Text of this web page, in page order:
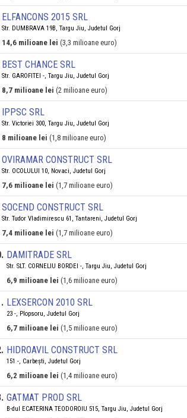
ELFANCONS 2015 SRL
Str. DUMBRAVA 19B, Targu Jiu, Judetul Gorj
14,6 milioane lei (3,3 milioane euro)
BEST CHANCE SRL
Str. GAROFITEI -, Targu Jiu, Judetul Gorj
8,7 milioane lei (2 milioane euro)
IPPSC SRL
Str. Victoriei 300, Targu Jiu, Judetul Gorj
8 milioane lei (1,8 milioane euro)
OVIRAMAR CONSTRUCT SRL
Str. OCOLULUI 10, Novaci, Judetul Gorj
7,6 milioane lei (1,7 milioane euro)
SOCEND CONSTRUCT SRL
Str. Tudor Vladimirescu 61, Tantareni, Judetul Gorj
7,4 milioane lei (1,7 milioane euro)
. DAMITRADE SRL
Str. SLT. CORNELIU BORDEI -, Targu Jiu, Judetul Gorj
6,9 milioane lei (1,6 milioane euro)
. LEXSERCON 2010 SRL
23 -, Plopsoru, Judetul Gorj
6,7 milioane lei (1,5 milioane euro)
. HIDROAVIL CONSTRUCT SRL
151 -, Carbești, Judetul Gorj
6,2 milioane lei (1,4 milioane euro)
. GATMAT PROD SRL
B-dul ECATERINA TEODOROIU 515, Targu Jiu, Judetul Gorj